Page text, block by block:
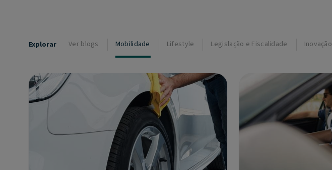
Explorar Ver blogs Mobilidade Lifestyle Legislação e Fiscalidade Inovação